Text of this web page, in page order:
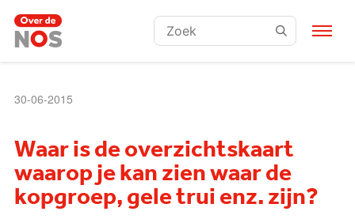
Zoeken:
30-06-2015
Waar is de overzichtskaart
waarop je kan zien waar de
kopgroep, gele trui enz. zijn?